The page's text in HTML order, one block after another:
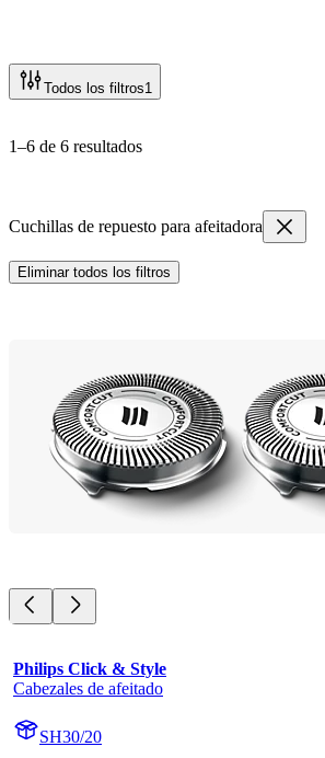
Todos los filtros1
1–6 de 6 resultados
Cuchillas de repuesto para afeitadora
Eliminar todos los filtros
Philips Click & Style
Cabezales de afeitado
SH30/20